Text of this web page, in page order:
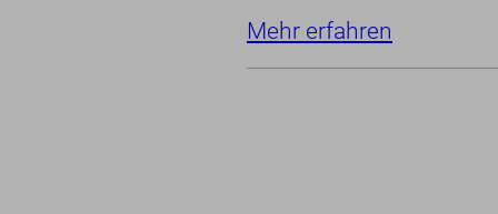
Mehr erfahren